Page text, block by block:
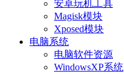
安卓玩机工具
Magisk模块
Xposed模块
电脑系统
电脑软件资源
WindowsXP系统